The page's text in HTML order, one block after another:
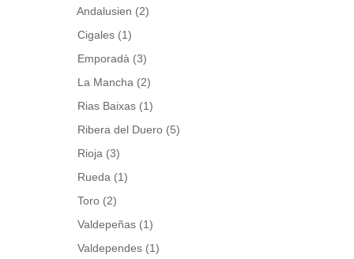
Andalusien (2)
Cigales (1)
Emporadà (3)
La Mancha (2)
Rias Baixas (1)
Ribera del Duero (5)
Rioja (3)
Rueda (1)
Toro (2)
Valdepeñas (1)
Valdependes (1)